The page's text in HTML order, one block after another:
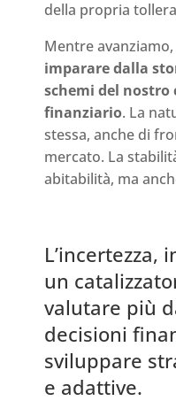
della propria
Mentre
imparare dalla
schemi del
finanziario. La
stessa, anche di
mercato. La
abitabilità, ma
L’incertezza,
un
valutare più
decisioni
sviluppare
e adattive.